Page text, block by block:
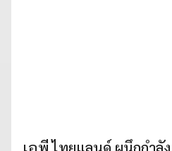
เอพี ไทยแลนด์ ผนึกกำลั